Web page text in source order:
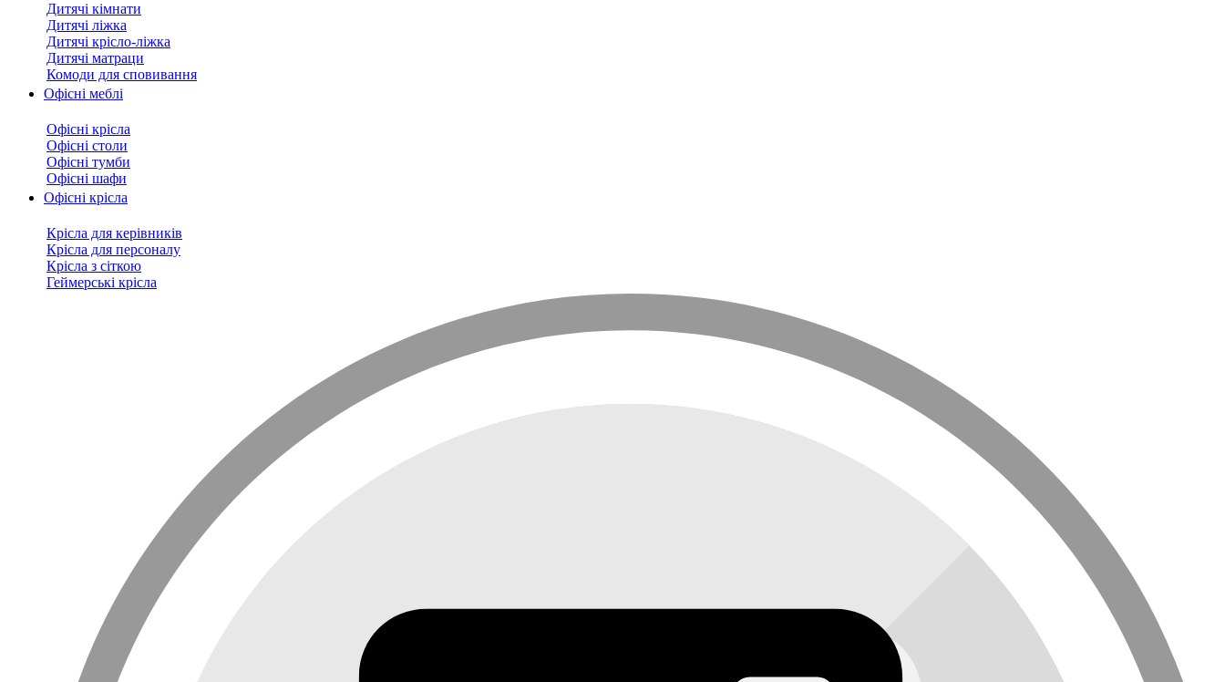
Дитячі кімнати
Дитячі ліжка
Дитячі крісло-ліжка
Дитячі матраци
Комоди для сповивання
Офісні меблі
Офісні крісла
Офісні столи
Офісні тумби
Офісні шафи
Офісні крісла
Крісла для керівників
Крісла для персоналу
Крісла з сіткою
Геймерські крісла